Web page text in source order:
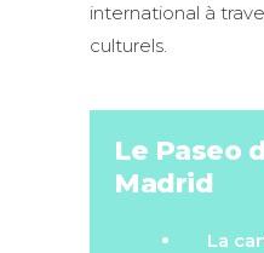
international à
culturels.
Le Paseo
Madrid
La